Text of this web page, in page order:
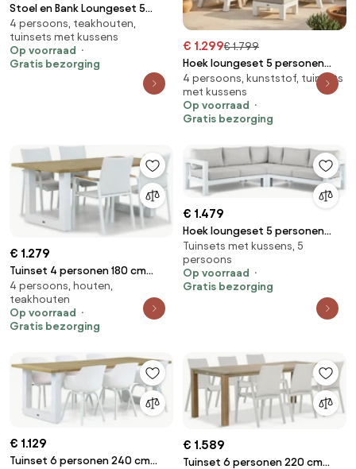
Stoel en Bank Loungeset 5
personen Aluminium Taupe
Lifestyle Garden Furniture
Norte
4 persoons, teakhouten,
tuinsets met kussens
Op voorraad
Gratis bezorging
€ 1.299€ 1.799
Hoek loungeset 5 personen
Aluminium Wit Santika Furniture
Santika Yovita
4 persoons, kunststof, tuinsets
met kussens
Op voorraad
Gratis bezorging
€ 1.279
Tuinset 4 personen 180 cm
Aluminium/Textileen
/Aluminium/textileen Wit
Lifestyle Garden Furniture
Brandon/Talai
4 persoons, houten,
teakhouten
Op voorraad
Gratis bezorging
€ 1.479
Hoek loungeset 5 personen
Aluminium Wit Lifestyle Garden
Furniture Luca
Tuinsets met kussens, 5
persoons
Op voorraad
Gratis bezorging
€ 1.129
Tuinset 6 personen 240 cm
€ 1.589
Tuinset 6 personen 220 cm